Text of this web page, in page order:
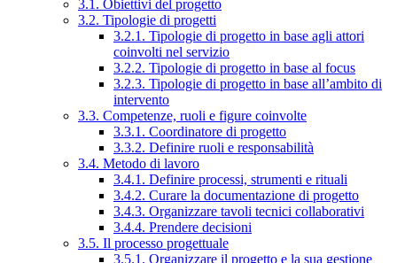
3.1. Obiettivi del progetto
3.2. Tipologie di progetti
3.2.1. Tipologie di progetto in base agli attori
coinvolti nel servizio
3.2.2. Tipologie di progetto in base al focus
3.2.3. Tipologie di progetto in base all’ambito di
intervento
3.3. Competenze, ruoli e figure coinvolte
3.3.1. Coordinatore di progetto
3.3.2. Definire ruoli e responsabilità
3.4. Metodo di lavoro
3.4.1. Definire processi, strumenti e rituali
3.4.2. Curare la documentazione di progetto
3.4.3. Organizzare tavoli tecnici collaborativi
3.4.4. Prendere decisioni
3.5. Il processo progettuale
3.5.1. Organizzare il progetto e la sua gestione